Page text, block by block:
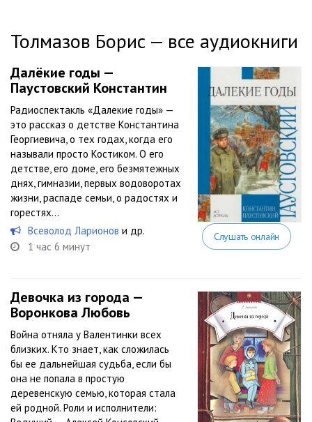
Толмазов Борис — все аудиокниги
Далёкие годы —
Паустовский Константин
Радиоспектакль «Далекие годы» —
это рассказ о детстве Константина
Георгиевича, о тех годах, когда его
называли просто Костиком. О его
детстве, его доме, его безмятежных
днях, гимназии, первых водоворотах
жизни, распаде семьи, о радостях и
горестях…
Всеволод Ларионов и др.
1 час 6 минут
Слушать онлайн
Девочка из города —
Воронкова Любовь
Война отняла у Валентинки всех
близких. Кто знает, как сложилась
бы ее дальнейшая судьба, если бы
она не попала в простую
деревенскую семью, которая стала
ей родной. Роли и исполнители: